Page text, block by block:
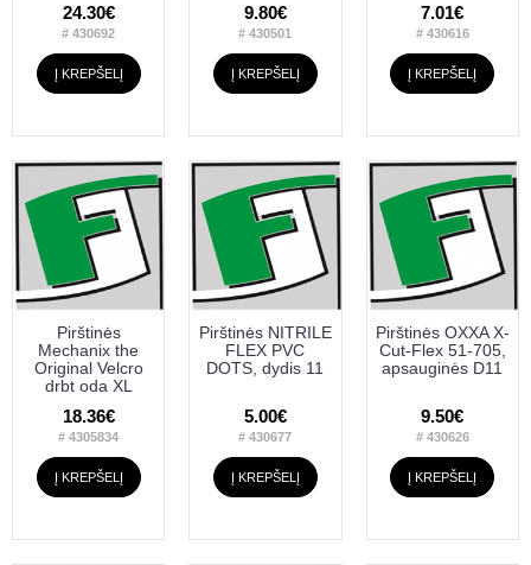
24.30€
# 430692
Į KREPŠELĮ
9.80€
# 430501
Į KREPŠELĮ
7.01€
# 430616
Į KREPŠELĮ
Pirštinės
Mechanix the
Original Velcro
drbt oda XL
18.36€
# 4305834
Į KREPŠELĮ
Pirštinės NITRILE
FLEX PVC
DOTS, dydis 11
5.00€
# 430677
Į KREPŠELĮ
Pirštinės OXXA X-
Cut-Flex 51-705,
apsauginės D11
9.50€
# 430626
Į KREPŠELĮ